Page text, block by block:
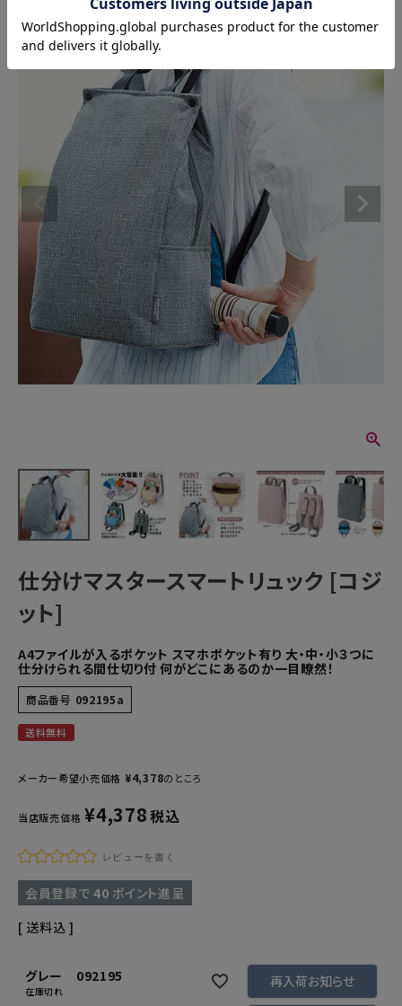
仕分けマスタースマートリュック [コジ
ット]
A4ファイルが入るポケット スマホポケット有り 大・中・小３つに
仕分けられる間仕切り付 何がどこにあるのか一目瞭然！
商品番号 092195a
送料無料
メーカー希望小売価格 ¥4,378のところ
当店販売価格 ¥4,378税込
レビューを書く
会員登録で 40 ポイント進呈
送料込
グレー 092195
在庫切れ
再入荷お知らせ